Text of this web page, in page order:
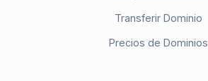
Transferir Dominio
Precios de Dominios